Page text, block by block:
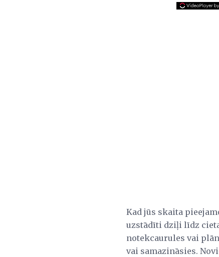
Kad jūs skaita
uzstādīti dziļi līdz
notekcaurules vai
vai samazināsies.